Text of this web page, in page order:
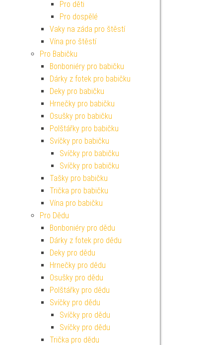
Pro děti
Pro dospělé
Vaky na záda pro štěstí
Vína pro štěstí
Pro Babičku
Bonboniéry pro babičku
Dárky z fotek pro babičku
Deky pro babičku
Hrnečky pro babičku
Osušky pro babičku
Polštářky pro babičku
Svíčky pro babičku
Svíčky pro babičku
Svíčky pro babičku
Tašky pro babičku
Trička pro babičku
Vína pro babičku
Pro Dědu
Bonboniéry pro dědu
Dárky z fotek pro dědu
Deky pro dědu
Hrnečky pro dědu
Osušky pro dědu
Polštářky pro dědu
Svíčky pro dědu
Svíčky pro dědu
Svíčky pro dědu
Trička pro dědu